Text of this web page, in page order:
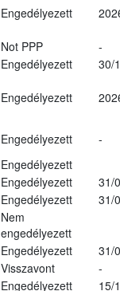
Engedélyezett
Not PPP
-
Engedélyezett
30/
Engedélyezett
Engedélyezett
-
Engedélyezett
Engedélyezett
31/
Engedélyezett
31/
Nem
engedélyezett
Engedélyezett
31/
Visszavont
-
Engedélyezett
15/